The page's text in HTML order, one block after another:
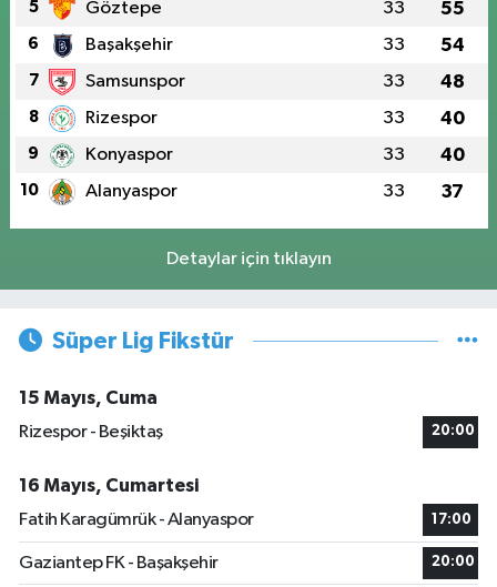
5 Göztepe 33 55
6 Başakşehir 33 54
7 Samsunspor 33 48
8 Rizespor 33 40
9 Konyaspor 33 40
10 Alanyaspor 33 37
Detaylar için tıklayın
Süper Lig Fikstür
15 Mayıs, Cuma
Rizespor - Beşiktaş
20:00
16 Mayıs, Cumartesi
Fatih Karagümrük - Alanyaspor
17:00
Gaziantep FK - Başakşehir 20:00